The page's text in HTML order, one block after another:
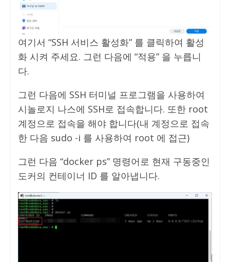
여기서 “SSH 서비스 활성화” 를 클릭하여 활성
화 시켜 주세요. 그런 다음에 “적용” 을 누릅니
다.
그런 다음에 SSH 터미널 프로그램을 사용하여
시놀로지 나스에 SSH로 접속합니다. 또한 root
계정으로 접속을 해야 합니다(내 계정으로 접속
한 다음 sudo -i 를 사용하여 root 에 접근)
그런 다음 “docker ps” 명령어로 현재 구동중인
도커의 컨테이너 ID 를 알아냅니다.